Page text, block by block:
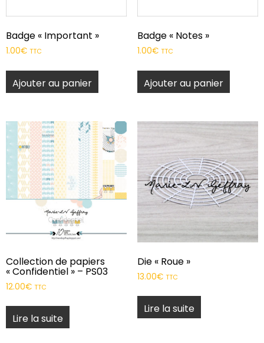
Badge « Important »
1.00€ TTC
Ajouter au panier
Badge « Notes »
1.00€ TTC
Ajouter au panier
Collection de papiers
« Confidentiel » – PS03
12.00€ TTC
Lire la suite
Die « Roue »
13.00€ TTC
Lire la suite